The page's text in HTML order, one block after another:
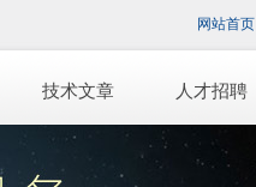
网站首页
技术文章 人才招聘